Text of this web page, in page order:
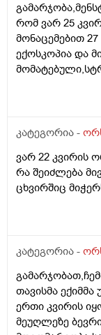
რომ ვარ 25
მონაცემებით
ექოსკოპია და
ნაადრევი
და ხაჭოსებრი
კატეგორია -
ვარ 22 კვირის
რა შეიძლება
ცხვირშიც
კატეგორია -
თავისმა
ერთი კვირის
მეუღლეზე